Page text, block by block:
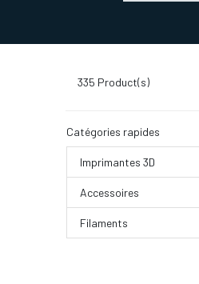
335 Product(s)
Catégories rapides
Imprimantes 3D
Accessoires
Filaments